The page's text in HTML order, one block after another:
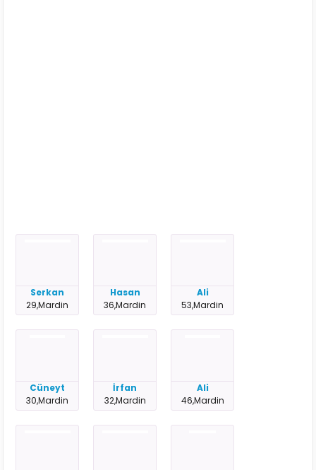
Serkan
29,Mardin
Hasan
36,Mardin
Ali
53,Mardin
Cüneyt
30,Mardin
İrfan
32,Mardin
Ali
46,Mardin